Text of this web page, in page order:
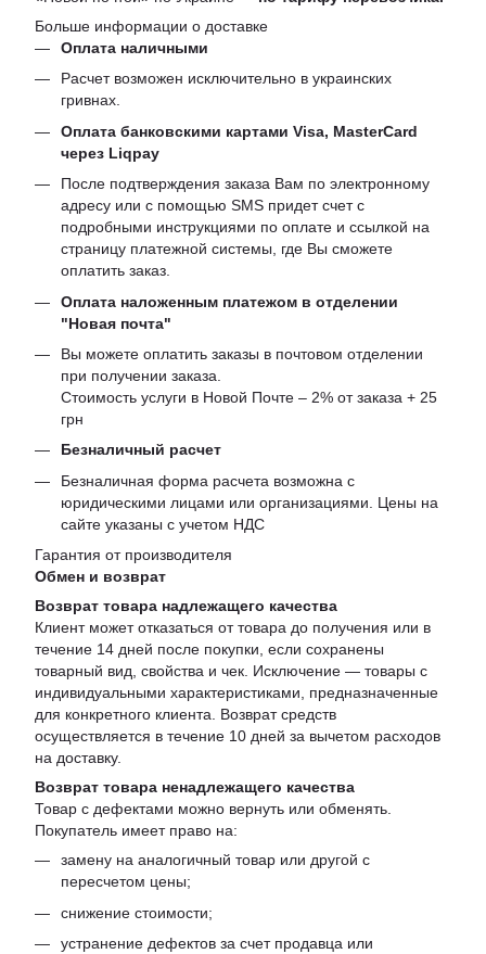
Больше информации о доставке
Оплата наличными
Расчет возможен исключительно в украинских
гривнах.
Оплата банковскими картами Visa, MasterCard
через Liqpay
После подтверждения заказа Вам по электронному
адресу или с помощью SMS придет счет с
подробными инструкциями по оплате и ссылкой на
страницу платежной системы, где Вы сможете
оплатить заказ.
Оплата наложенным платежом в отделении
"Новая почта"
Вы можете оплатить заказы в почтовом отделении
при получении заказа.
Стоимость услуги в Новой Почте – 2% от заказа + 25
грн
Безналичный расчет
Безналичная форма расчета возможна с
юридическими лицами или организациями. Цены на
сайте указаны с учетом НДС
Гарантия от производителя
Обмен и возврат
Возврат товара надлежащего качества
Клиент может отказаться от товара до получения или в
течение 14 дней после покупки, если сохранены
товарный вид, свойства и чек. Исключение — товары с
индивидуальными характеристиками, предназначенные
для конкретного клиента. Возврат средств
осуществляется в течение 10 дней за вычетом расходов
на доставку.
Возврат товара ненадлежащего качества
Товар с дефектами можно вернуть или обменять.
Покупатель имеет право на:
замену на аналогичный товар или другой с
пересчетом цены;
снижение стоимости;
устранение дефектов за счет продавца или